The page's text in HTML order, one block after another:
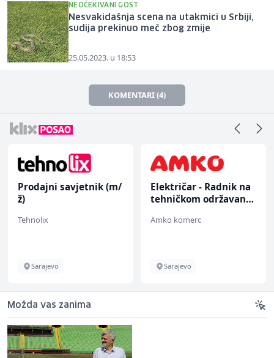
NEOČEKIVANI GOST
Nesvakidašnja scena na utakmici u Srbiji,
sudija prekinuo meč zbog zmije
25.05.2023. u 18:53
KOMENTARI (4)
Električar - Radnik na
tehničkom održavanju
Amko komerc
Sarajevo
Konobar - Barmen (m/
ž)
Hotel Nomad
Sarajevo
Možda vas zanima